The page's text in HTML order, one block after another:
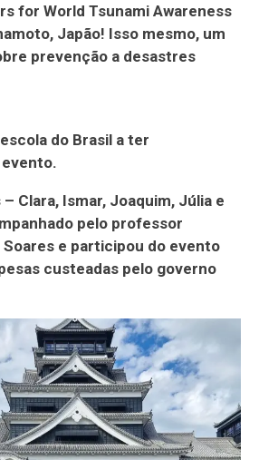
for World Tsunami Awareness
Japão! Isso mesmo, um
prevenção a desastres
do Brasil a ter
Clara, Ismar, Joaquim, Júlia e
pelo professor
e participou do evento
custeadas pelo governo